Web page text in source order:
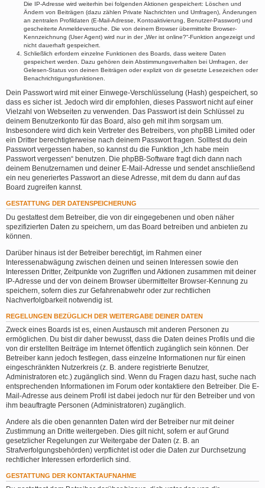
Die IP-Adresse wird weiterhin bei folgenden Aktionen gespeichert: Löschen und
Ändern von Beiträgen (dazu zählen Private Nachrichten und Umfragen), Änderungen
an zentralen Profildaten (E-Mail-Adresse, Kontoaktivierung, Benutzer-Passwort) und
gescheiterte Anmeldeversuche. Die von deinem Browser übermittelte Browser-
Kennzeichnung (User Agent) wird nur in der „Wer ist online?“-Funktion angezeigt und
nicht dauerhaft gespeichert.
Schließlich erfordern einzelne Funktionen des Boards, dass weitere Daten
gespeichert werden. Dazu gehören dein Abstimmungsverhalten bei Umfragen, der
Gelesen-Status von deinen Beiträgen oder explizit von dir gesetzte Lesezeichen oder
Benachrichtigungsfunktionen.
Dein Passwort wird mit einer Einwege-Verschlüsselung (Hash) gespeichert, so
dass es sicher ist. Jedoch wird dir empfohlen, dieses Passwort nicht auf einer
Vielzahl von Webseiten zu verwenden. Das Passwort ist dein Schlüssel zu
deinem Benutzerkonto für das Board, also geh mit ihm sorgsam um.
Insbesondere wird dich kein Vertreter des Betreibers, von phpBB Limited oder
ein Dritter berechtigterweise nach deinem Passwort fragen. Solltest du dein
Passwort vergessen haben, so kannst du die Funktion „Ich habe mein
Passwort vergessen“ benutzen. Die phpBB-Software fragt dich dann nach
deinem Benutzernamen und deiner E-Mail-Adresse und sendet anschließend
ein neu generiertes Passwort an diese Adresse, mit dem du dann auf das
Board zugreifen kannst.
GESTATTUNG DER DATENSPEICHERUNG
Du gestattest dem Betreiber, die von dir eingegebenen und oben näher
spezifizierten Daten zu speichern, um das Board betreiben und anbieten zu
können.
Darüber hinaus ist der Betreiber berechtigt, im Rahmen einer
Interessenabwägung zwischen deinen und seinen Interessen sowie den
Interessen Dritter, Zeitpunkte von Zugriffen und Aktionen zusammen mit deiner
IP-Adresse und der von deinem Browser übermittelter Browser-Kennung zu
speichern, sofern dies zur Gefahrenabwehr oder zur rechtlichen
Nachverfolgbarkeit notwendig ist.
REGELUNGEN BEZÜGLICH DER WEITERGABE DEINER DATEN
Zweck eines Boards ist es, einen Austausch mit anderen Personen zu
ermöglichen. Du bist dir daher bewusst, dass die Daten deines Profils und die
von dir erstellten Beiträge im Internet öffentlich zugänglich sein können. Der
Betreiber kann jedoch festlegen, dass einzelne Informationen nur für einen
eingeschränkten Nutzerkreis (z. B. andere registrierte Benutzer,
Administratoren etc.) zugänglich sind. Wenn du Fragen dazu hast, suche nach
entsprechenden Informationen im Forum oder kontaktiere den Betreiber. Die E-
Mail-Adresse aus deinem Profil ist dabei jedoch nur für den Betreiber und von
ihm beauftragte Personen (Administratoren) zugänglich.
Andere als die oben genannten Daten wird der Betreiber nur mit deiner
Zustimmung an Dritte weitergeben. Dies gilt nicht, sofern er auf Grund
gesetzlicher Regelungen zur Weitergabe der Daten (z. B. an
Strafverfolgungsbehörden) verpflichtet ist oder die Daten zur Durchsetzung
rechtlicher Interessen erforderlich sind.
GESTATTUNG DER KONTAKTAUFNAHME